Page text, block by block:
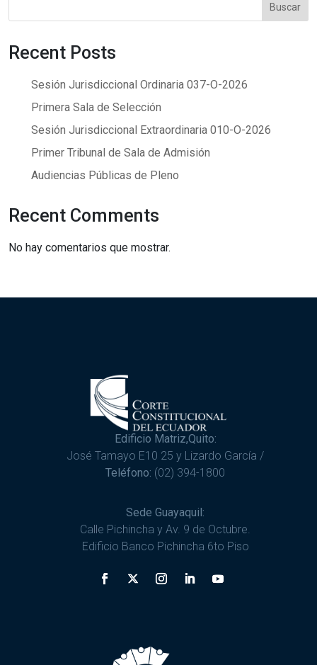
Buscar
Recent Posts
Sesión Jurisdiccional Ordinaria 037-O-2026
Primera Sala de Selección
Sesión Jurisdiccional Extraordinaria 010-O-2026
Primer Tribunal de Sala de Admisión
Audiencias Públicas de Pleno
Recent Comments
No hay comentarios que mostrar.
Edificio Matriz,Quito:
José Tamayo E10 25 y Lizardo García /
Teléfono: (02) 394-1800
Sede Guayaquil:
Calle Pichincha y Av. 9 de Octubre.
Edificio Banco Pichincha 6to Piso